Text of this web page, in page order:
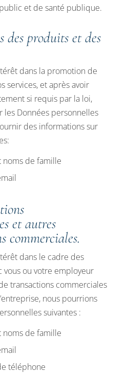
et de santé publique.
produits et des
dans la promotion de
services, et après avoir
si requis par la loi,
les Données personnelles
des informations sur
noms de famille
et autres
commerciales.
dans le cadre des
vous ou votre employeur
transactions commerciales
nous pourrions
suivantes :
noms de famille
téléphone